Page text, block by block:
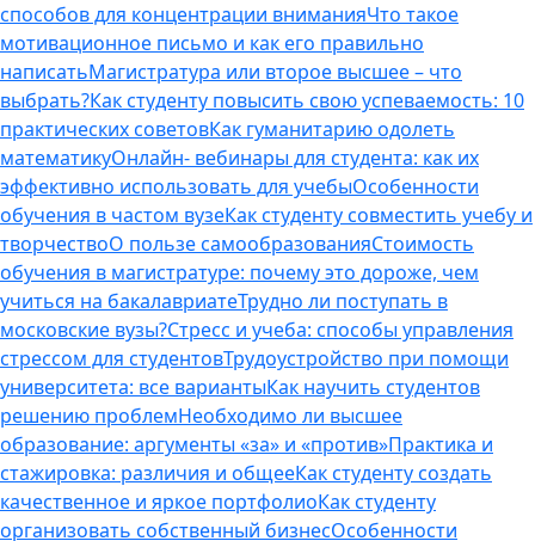
способов для концентрации вниманияЧто такое
мотивационное письмо и как его правильно
написатьМагистратура или второе высшее – что
выбрать?Как студенту повысить свою успеваемость: 10
практических советовКак гуманитарию одолеть
математикуОнлайн- вебинары для студента: как их
эффективно использовать для учебыОсобенности
обучения в частом вузеКак студенту совместить учебу и
творчествоО пользе самообразованияСтоимость
обучения в магистратуре: почему это дороже, чем
учиться на бакалавриатеТрудно ли поступать в
московские вузы?Стресс и учеба: способы управления
стрессом для студентовТрудоустройство при помощи
университета: все вариантыКак научить студентов
решению проблемНеобходимо ли высшее
образование: аргументы «за» и «против»Практика и
стажировка: различия и общееКак студенту создать
качественное и яркое портфолиоКак студенту
организовать собственный бизнесОсобенности